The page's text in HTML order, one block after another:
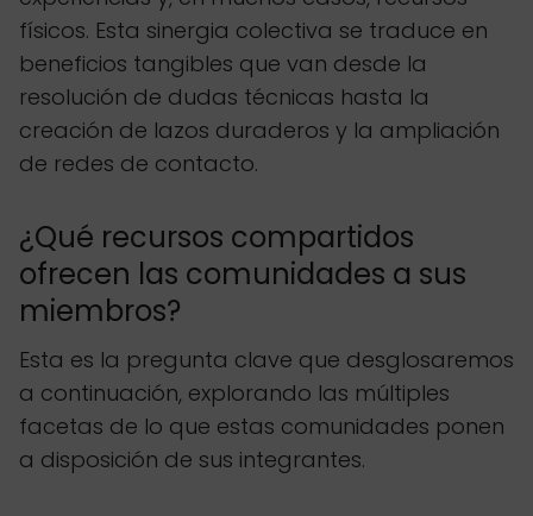
físicos. Esta sinergia colectiva se traduce en
beneficios tangibles que van desde la
resolución de dudas técnicas hasta la
creación de lazos duraderos y la ampliación
de redes de contacto.
¿Qué recursos compartidos
ofrecen las comunidades a sus
miembros?
Esta es la pregunta clave que desglosaremos
a continuación, explorando las múltiples
facetas de lo que estas comunidades ponen
a disposición de sus integrantes.